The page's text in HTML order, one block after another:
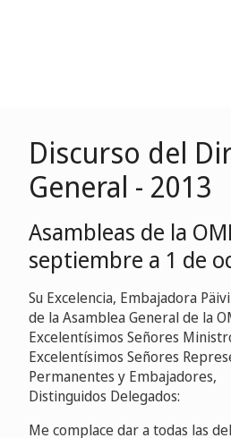
Discurso del
General - 2013
Asambleas de la
septiembre a 1 de
Su Excelencia, Embajadora
de la Asamblea General de la
Excelentísimos Señores
Excelentísimos Señores
Permanentes y Embajadores,
Distinguidos Delegados:
Me complace dar a todas las